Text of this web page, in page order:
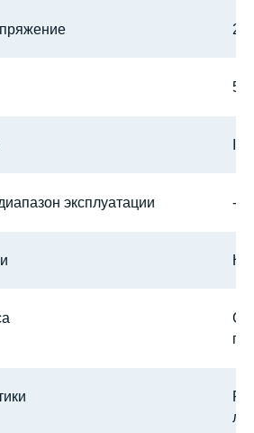
50
эксплуатации -